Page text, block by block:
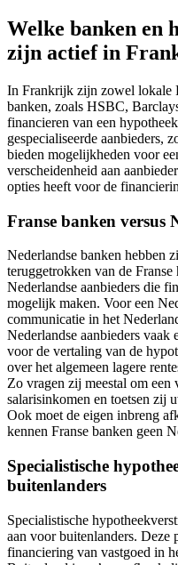
Welke banken en
zijn actief in
In Frankrijk zijn zowel lokale
banken, zoals HSBC,
financieren van een
gespecialiseerde aanbieders,
bieden mogelijkheden voor
verscheidenheid aan
opties heeft voor de
Franse banken versus
Nederlandse banken hebben
teruggetrokken van de
Nederlandse aanbieders die
mogelijk maken. Voor een
communicatie in het
Nederlandse aanbieders vaak
voor de vertaling van de
over het algemeen lagere
Zo vragen zij meestal om een
salarisinkomen en toetsen zij
Ook moet de eigen inbreng
kennen Franse banken geen
Specialistische
buitenlanders
Specialistische
aan voor buitenlanders. Deze
financiering van vastgoed in